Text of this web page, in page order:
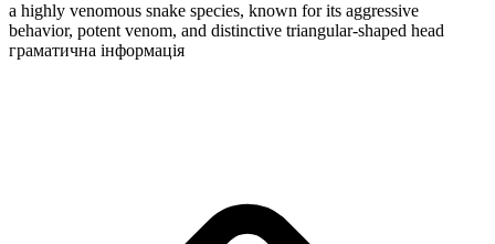
a highly venomous snake species, known for its aggressive
behavior, potent venom, and distinctive triangular-shaped head
граматична інформація